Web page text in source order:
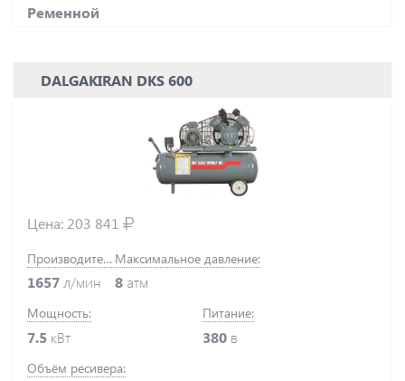
Ременной
DALGAKIRAN DKS 600
Цена: 203 841
Производительность:
1657л/мин
Максимальное давление:
8 атм
Мощность:
7.5 кВт
Питание:
380 в
Объём ресивера: